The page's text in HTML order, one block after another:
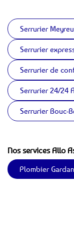
Serrurier
Serrurier
Serrurier de
Serrurier 24/24
Serrurier Bouc-
Nos services Allo
Plombier